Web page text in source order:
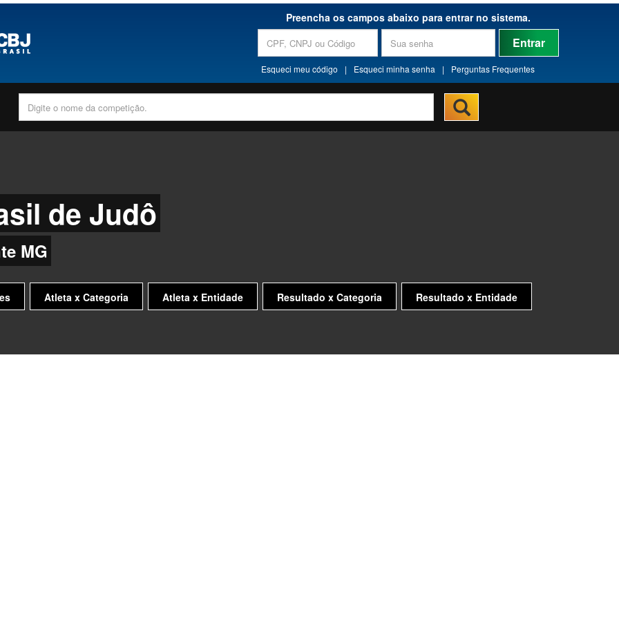
Preencha os campos abaixo para entrar no sistema.
Entrar
Esqueci meu código | Esqueci minha senha | Perguntas Frequentes
de Judô
MG
Atleta x Categoria Atleta x Entidade Resultado x Categoria
Resultado x Entidade